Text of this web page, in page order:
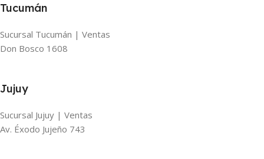
Tucumán
Sucursal Tucumán | Ventas
Don Bosco 1608
Jujuy
Sucursal Jujuy | Ventas
Av. Éxodo Jujeño 743